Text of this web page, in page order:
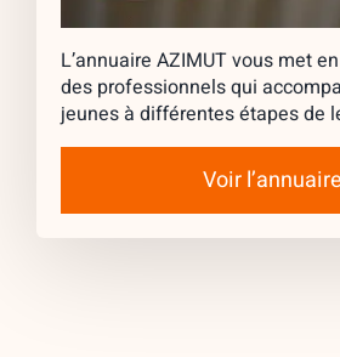
L’annuaire AZIMUT vous met
des professionnels qui
jeunes à différentes étapes de
Voir l’annuaire